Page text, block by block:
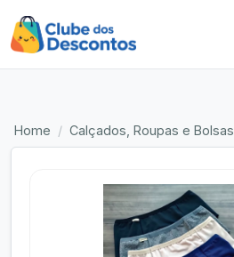
Home Calçados, Roupas e Bolsas